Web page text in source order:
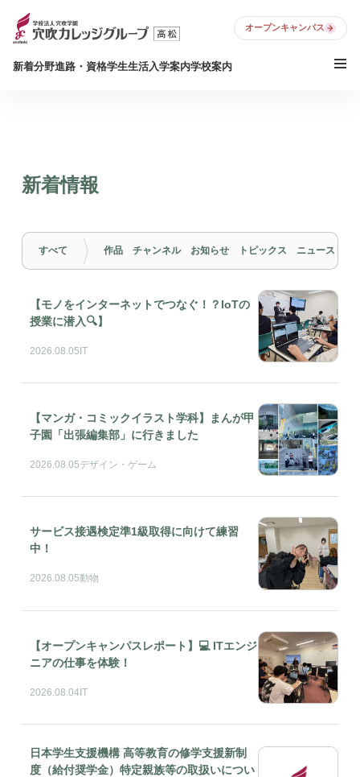
新着分野進路・資格学生生活入学案内学校案内
オープンキャンパス
新着情報
すべて 作品 チャンネル お知らせ トピックス ニュースリリ
【モノをインターネットでつなぐ！？IoTの
授業に潜入🔍】
2026.08.05 IT
【マンガ・コミックイラスト学科】まんが甲
子園「出張編集部」に行きました
2026.08.05デザイン・ゲーム
サービス接遇検定準1級取得に向けて練習
中！
2026.08.05動物
【オープンキャンパスレポート】💻 ITエンジ
ニアの仕事を体験！
2026.08.04IT
日本学生支援機構 高等教育の修学支援新制
度（給付奨学金）特定親族等の取扱いについ